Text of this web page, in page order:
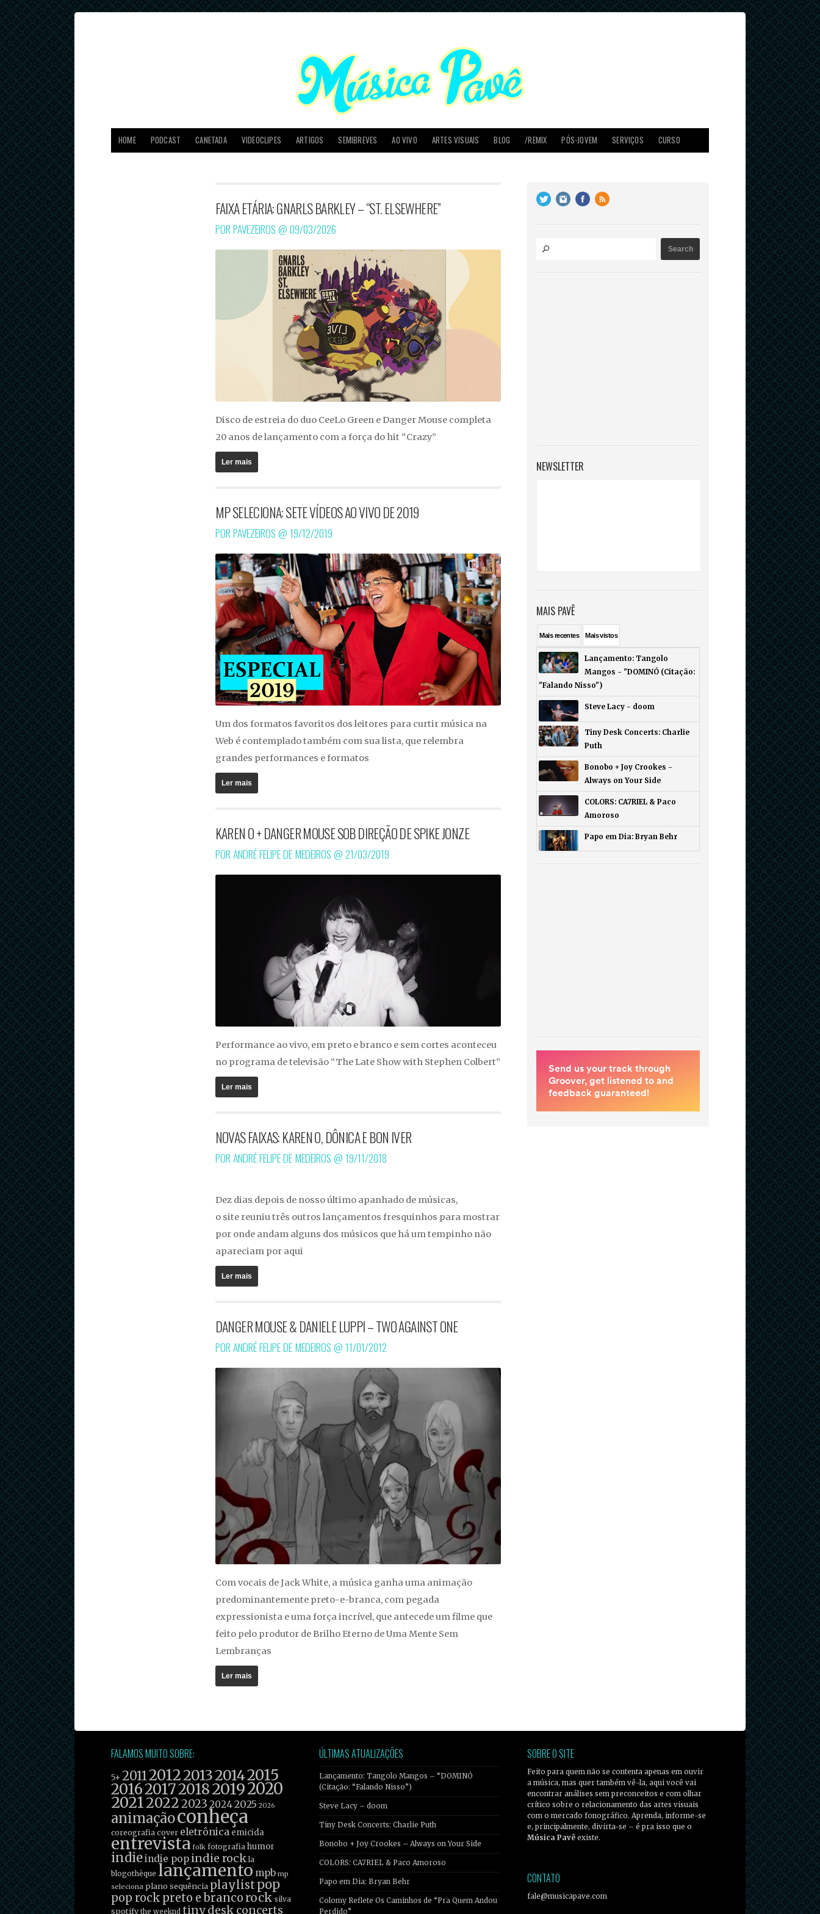
HOME PODCAST CANETADA VIDEOCLIPES ARTIGOS SEMIBREVES AO VIVO ARTES VISUAIS BLOG /REMIX PÓS-JOVEM SERVIÇOS CURSO
FAIXA ETÁRIA: GNARLS BARKLEY – “ST. ELSEWHERE”
POR PAVEZEIROS @09/03/2026
Disco de estreia do duo CeeLo Green e Danger Mouse completa
20 anos de lançamento com a força do hit “Crazy”
Ler mais
MP SELECIONA: SETE VÍDEOS AO VIVO DE 2019
POR PAVEZEIROS @19/12/2019
Um dos formatos favoritos dos leitores para curtir música na
Web é contemplado também com sua lista, que relembra
grandes performances e formatos
Ler mais
KAREN O + DANGER MOUSE SOB DIREÇÃO DE SPIKE JONZE
POR ANDRÉ FELIPE DE MEDEIROS @21/03/2019
Performance ao vivo, em preto e branco e sem cortes aconteceu
no programa de televisão “The Late Show with Stephen Colbert”
Ler mais
NOVAS FAIXAS: KAREN O, DÔNICA E BON IVER
POR ANDRÉ FELIPE DE MEDEIROS @19/11/2018
Dez dias depois de nosso último apanhado de músicas,
o site reuniu três outros lançamentos fresquinhos para mostrar
por onde andam alguns dos músicos que há um tempinho não
apareciam por aqui
Ler mais
DANGER MOUSE & DANIELE LUPPI – TWO AGAINST ONE
POR ANDRÉ FELIPE DE MEDEIROS @11/01/2012
Com vocais deJack White, a música ganha uma animação
predominantemente preto-e-branca, com pegada
expressionista e uma força incrível, que antecede um filme que
feito pelo produtor de Brilho Eterno de Uma Mente Sem
Lembranças
Ler mais
NEWSLETTER
MAIS PAVÊ
Maisrecentes Maisvistos
Lançamento: Tangolo
Mangos - "DOMINÓ (Citação:
"Falando Nisso")
Steve Lacy - doom
Tiny Desk Concerts: Charlie
Puth
Bonobo + Joy Crookes -
Always on Your Side
COLORS: CA7RIEL & Paco
Amoroso
Papo em Dia: Bryan Behr
FALAMOS MUITO SOBRE:
5+ 20112012201320142015
20162017201820192020
202120222023 20242025 2026
animaçãoconheça
coreografia cover eletrônica emicida
entrevista folk fotografia humor
indieindie pop indie rock la
blogothèque lançamento mpb mp
seleciona plano sequência playlist pop
pop rock preto e branco rock silva
spotify the weeknd tiny desk concerts
ÚLTIMAS ATUALIZAÇÕES
Lançamento: Tangolo Mangos – “DOMINÓ
(Citação: “Falando Nisso”)
Steve Lacy – doom
Tiny Desk Concerts: Charlie Puth
Bonobo + Joy Crookes – Always on Your Side
COLORS: CA7RIEL & Paco Amoroso
Papo em Dia: Bryan Behr
Colomy Reflete Os Caminhos de “Pra Quem Andou
Perdido”
SOBRE O SITE
Feito para quem não se contenta apenas em ouvir
a música, mas quer também vê-la, aqui você vai
encontrar análises sem preconceitos e com olhar
crítico sobre o relacionamento das artes visuais
com o mercado fonográfico. Aprenda, informe-se
e, principalmente, divirta-se – é pra isso que o
Música Pavê existe.
CONTATO
fale@musicapave.com